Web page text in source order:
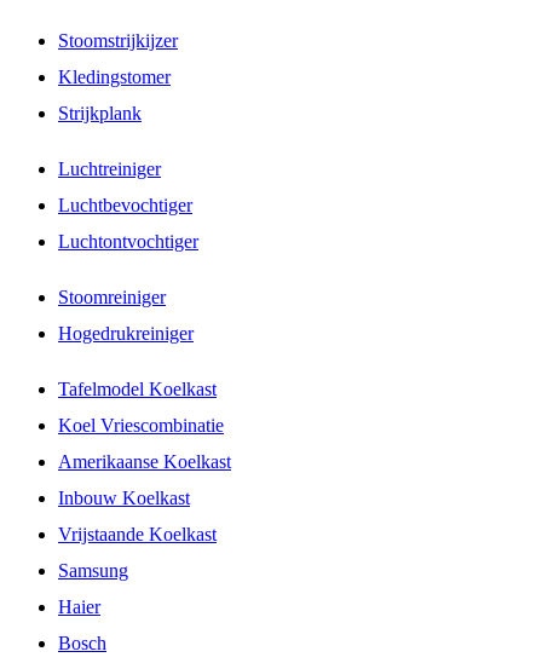
Stoomstrijkijzer
Kledingstomer
Strijkplank
Luchtreiniger
Luchtbevochtiger
Luchtontvochtiger
Stoomreiniger
Hogedrukreiniger
Tafelmodel Koelkast
Koel Vriescombinatie
Amerikaanse Koelkast
Inbouw Koelkast
Vrijstaande Koelkast
Samsung
Haier
Bosch